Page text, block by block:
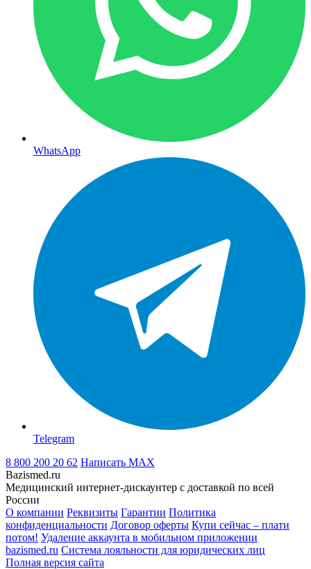
WhatsApp
Telegram
8 800 200 20 62 Написать MAX
Bazismed.ru
Медицинский интернет-дискаунтер с доставкой по всей
России
О компании Реквизиты Гарантии Политика
конфиденциальности Договор оферты Купи сейчас – плати
потом! Удаление аккаунта в мобильном приложении
bazismed.ru Система лояльности для юридических лиц
Полная версия сайта